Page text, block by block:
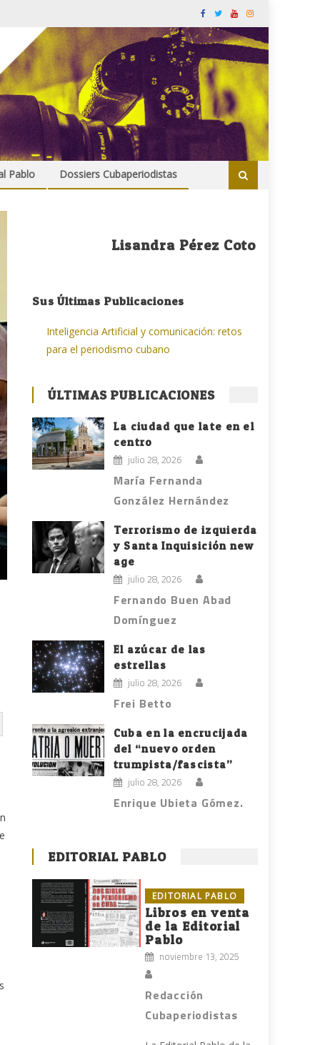
Pablo Dossiers Cubaperiodistas
Lisandra Pérez Coto
Sus Últimas Publicaciones
Inteligencia Artificial y comunicación: retos
para el periodismo cubano
ÚLTIMAS PUBLICACIONES
La ciudad que late en el
centro
julio 28, 2026
María Fernanda
González Hernández
Terrorismo de izquierda
y Santa Inquisición new
age
julio 28, 2026
Fernando Buen Abad
Domínguez
El azúcar de las
estrellas
julio 28, 2026
Frei Betto
Cuba en la encrucijada
del “nuevo orden
trumpista/fascista”
julio 28, 2026
Enrique Ubieta Gómez.
EDITORIAL PABLO
EDITORIAL PABLO
Libros en venta
de la Editorial
Pablo
noviembre 13, 2025
Redacción
Cubaperiodistas